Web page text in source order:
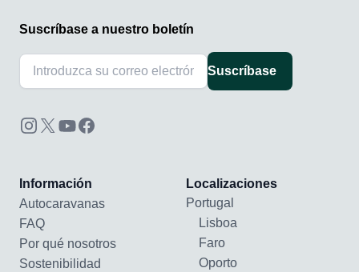
Suscríbase a nuestro boletín
Suscríbase
Información
Autocaravanas
FAQ
Por qué nosotros
Sostenibilidad
Localizaciones
Portugal
Lisboa
Faro
Oporto